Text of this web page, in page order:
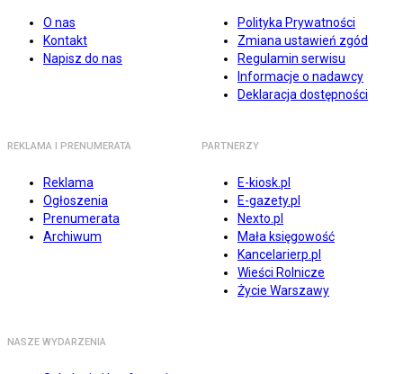
O nas
Kontakt
Napisz do nas
Polityka Prywatności
Zmiana ustawień zgód
Regulamin serwisu
Informacje o nadawcy
Deklaracja dostępności
REKLAMA I PRENUMERATA
Reklama
Ogłoszenia
Prenumerata
Archiwum
PARTNERZY
E-kiosk.pl
E-gazety.pl
Nexto.pl
Mała księgowość
Kancelarierp.pl
Wieści Rolnicze
Życie Warszawy
NASZE WYDARZENIA